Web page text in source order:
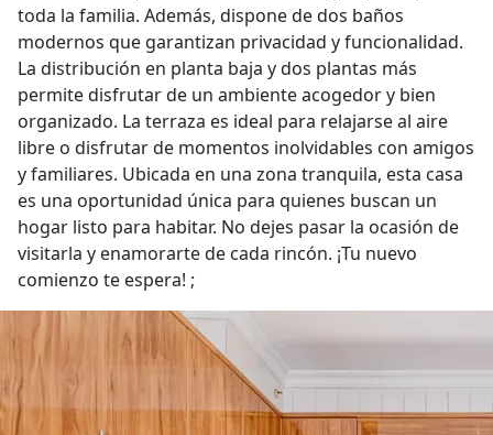
toda la familia. Además, dispone de dos baños
modernos que garantizan privacidad y funcionalidad.
La distribución en planta baja y dos plantas más
permite disfrutar de un ambiente acogedor y bien
organizado. La terraza es ideal para relajarse al aire
libre o disfrutar de momentos inolvidables con amigos
y familiares. Ubicada en una zona tranquila, esta casa
es una oportunidad única para quienes buscan un
hogar listo para habitar. No dejes pasar la ocasión de
visitarla y enamorarte de cada rincón. ¡Tu nuevo
comienzo te espera! ;